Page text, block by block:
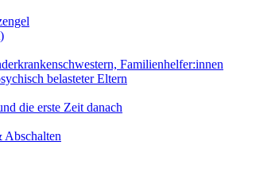
Familienhelfer:innen
belasteter Eltern
die erste Zeit danach
Abschalten